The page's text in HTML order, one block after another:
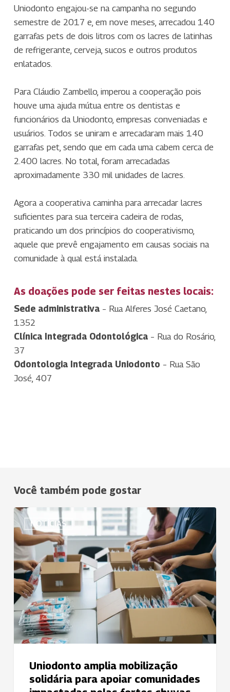
Uniodonto engajou-se na campanha no segundo
semestre de 2017 e, em nove meses, arrecadou 140
garrafas pets de dois litros com os lacres de latinhas
de refrigerante, cerveja, sucos e outros produtos
enlatados.
Para Cláudio Zambello, imperou a cooperação pois
houve uma ajuda mútua entre os dentistas e
funcionários da Uniodonto, empresas conveniadas e
usuários. Todos se uniram e arrecadaram mais 140
garrafas pet, sendo que em cada uma cabem cerca de
2.400 lacres. No total, foram arrecadadas
aproximadamente 330 mil unidades de lacres.
Agora a cooperativa caminha para arrecadar lacres
suficientes para sua terceira cadeira de rodas,
praticando um dos princípios do cooperativismo,
aquele que prevê engajamento em causas sociais na
comunidade à qual está instalada.
As doações pode ser feitas nestes locais:
Sede administrativa– Rua Alferes José Caetano,
1352
Clínica Integrada Odontológica– Rua do Rosário,
37
Odontologia Integrada Uniodonto – Rua São
José, 407
Você também pode gostar
NOTÍCIAS
Uniodonto
amplia
mobilização
solidária
para
apoiar
comunidades
impactadas
pelas
fortes
Uniodonto amplia mobilização
solidária para apoiar comunidades